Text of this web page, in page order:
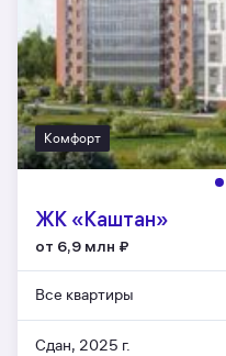
Комфорт
ЖК «Каштан»
от 6,9 млн ₽
Все квартиры
Сдан, 2025 г.